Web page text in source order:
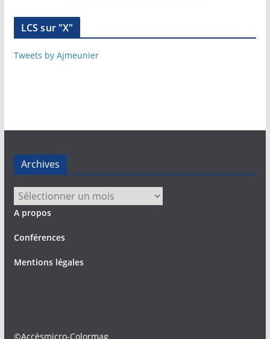
LCS sur "X"
Tweets by Ajmeunier
Archives
Archives
A propos
Conférences
Mentions légales
©Accèsmicro-Colormag